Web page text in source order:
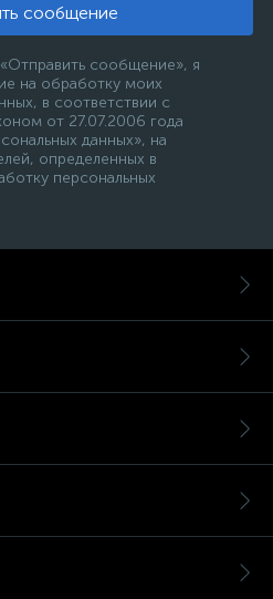
сообщение
сообщение», я
на обработку моих
в соответствии с
от 27.07.2006 года
данных», на
определенных в
персональных